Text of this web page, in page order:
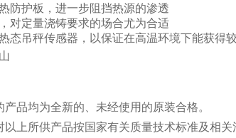
防护板，进一步阻挡热源的渗透
对定量浇铸要求的场合尤为合适
态吊秤传感器，以保证在高温环境下能获得
品均为全新的、未经使用的原装合格。
以上所供产品按国家有关质量技术标准及相